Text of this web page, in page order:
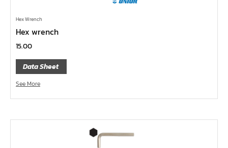
ข้อต่อ
ด้ามขันบ๊อกซ์, ด้ามเลื่อน, ด้ามขันตัวแอล, ด้ามควง
ด้ามฟรี
บ๊อกซ์เดือยโผล่
ประแจตะขอ
เหล็กส่ง, เหล็กสกัด, เหล็กตอก
Hex Wrench
Hex wrench
15.00
Data Sheet
See More